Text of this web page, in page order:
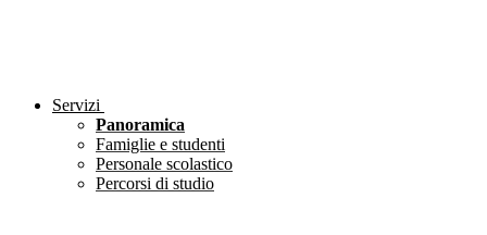
Servizi
Panoramica
Famiglie e studenti
Personale scolastico
Percorsi di studio